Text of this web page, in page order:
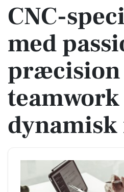
CNC-
med
præcision
teamwork